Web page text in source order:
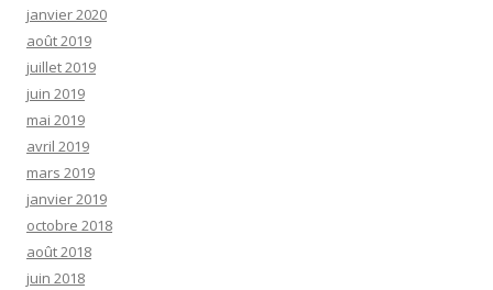
janvier 2020
août 2019
juillet 2019
juin 2019
mai 2019
avril 2019
mars 2019
janvier 2019
octobre 2018
août 2018
juin 2018